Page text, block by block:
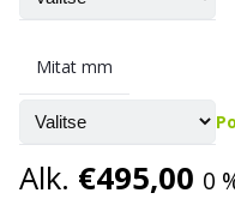
Mitat mm
Alk. €495,00 0